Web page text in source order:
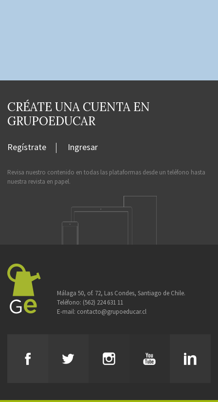
CRÉATE UNA CUENTA EN
GRUPOEDUCAR
Regístrate Ingresar
Revisa nuestro contenido en todas las plataformas desde un teléfono hasta
nuestra revista en papel.
Málaga 50, of. 72, Las Condes, Santiago de Chile.
Teléfono: (562) 224 631 11
E-mail: contacto@grupoeducar.cl